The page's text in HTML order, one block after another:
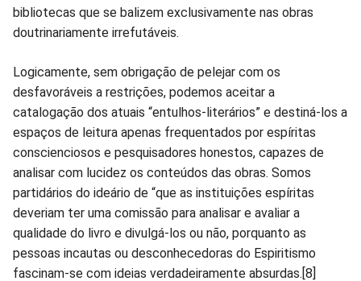
bibliotecas que se balizem exclusivamente nas obras
doutrinariamente irrefutáveis.
Logicamente, sem obrigação de pelejar com os
desfavoráveis a restrições, podemos aceitar a
catalogação dos atuais “entulhos-literários” e destiná-los a
espaços de leitura apenas frequentados por espíritas
conscienciosos e pesquisadores honestos, capazes de
analisar com lucidez os conteúdos das obras. Somos
partidários do ideário de “que as instituições espíritas
deveriam ter uma comissão para analisar e avaliar a
qualidade do livro e divulgá-los ou não, porquanto as
pessoas incautas ou desconhecedoras do Espiritismo
fascinam-se com ideias verdadeiramente absurdas.[8]